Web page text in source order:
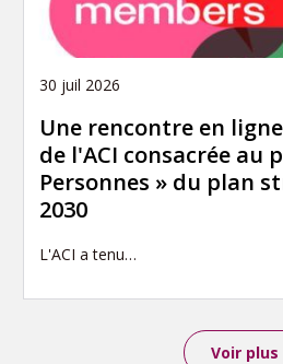
30 juil 2026
Une rencontre en
de l'ACI consacrée au
Personnes » du plan
2030
L'ACI a tenu…
Voir plus